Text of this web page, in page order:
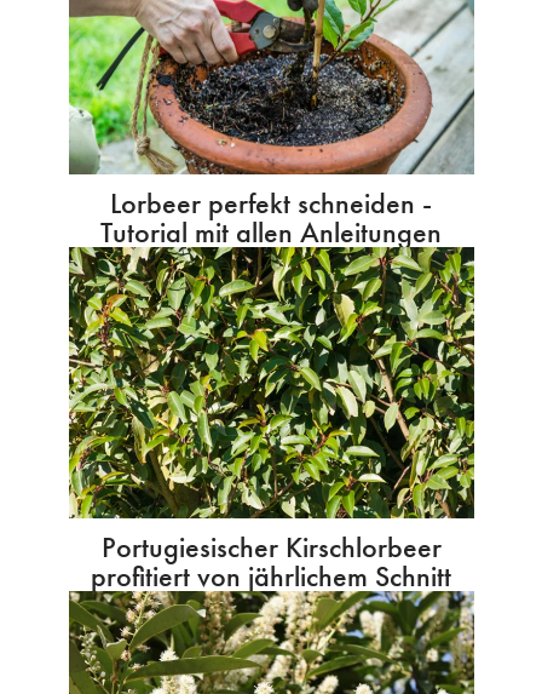
Lorbeer perfekt schneiden -
Tutorial mit allen Anleitungen
Portugiesischer Kirschlorbeer
profitiert von jährlichem Schnitt